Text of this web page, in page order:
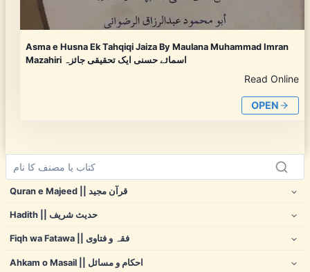
Asma e Husna Ek Tahqiqi Jaiza By Maulana Muhammad Imran
Mazahiri اسمائے حسنی ایک تحقیقی جائزہ
Read Online
OPEN
Quran e Majeed || قرآن مجید
Hadith || حدیث شریف
Fiqh wa Fatawa || فقہ و فتاوی
Ahkam o Masail || احکام و مسائل